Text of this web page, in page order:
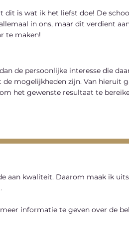
dit is wat ik het liefst doe! De
in ons, maar dit verdient
te maken!
de persoonlijke interesse die
de mogelijkheden zijn. Van hieruit
het gewenste resultaat te
aan kwaliteit. Daarom maak ik
informatie te geven over de